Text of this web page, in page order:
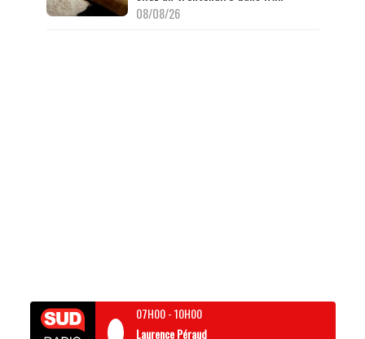
08/08/26
07H00-10H00
Laurence Péraud